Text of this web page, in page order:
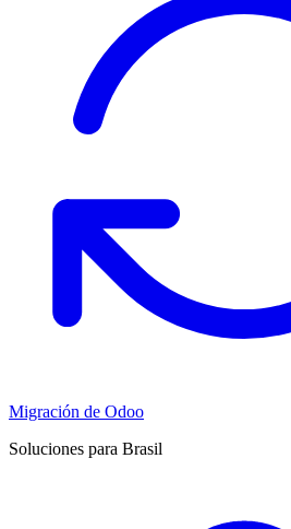
Migración de Odoo
Soluciones para Brasil